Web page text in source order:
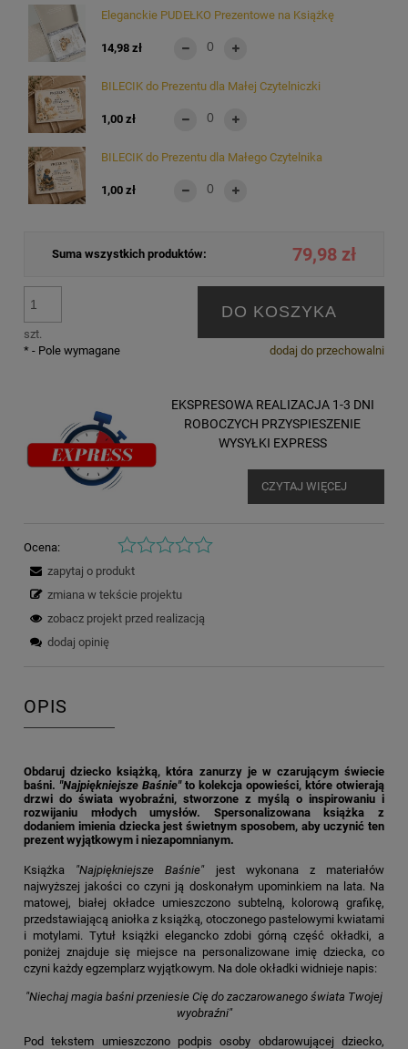
Eleganckie PUDEŁKO Prezentowe na Książkę
14,98 zł
BILECIK do Prezentu dla Małej Czytelniczki
1,00 zł
BILECIK do Prezentu dla Małego Czytelnika
1,00 zł
Suma wszystkich produktów: 79,98 zł
szt.
DO KOSZYKA
dodaj do przechowalni
* - Pole wymagane
EKSPRESOWA REALIZACJA 1-3 DNI
ROBOCZYCH PRZYSPIESZENIE
WYSYŁKI EXPRESS
CZYTAJ WIĘCEJ
Ocena:
zapytaj o produkt
zmiana w tekście projektu
zobacz projekt przed realizacją
dodaj opinię
OPIS
Obdaruj dziecko książką, która zanurzy je w czarującym świecie
baśni. "Najpiękniejsze Baśnie"to kolekcja opowieści, które otwierają
drzwi do świata wyobraźni, stworzone z myślą o inspirowaniu i
rozwijaniu młodych umysłów. Spersonalizowana książka z
dodaniem imienia dziecka jest świetnym sposobem, aby uczynić ten
prezent wyjątkowym i niezapomnianym.
Książka "Najpiękniejsze Baśnie" jest wykonana z materiałów
najwyższej jakości co czyni ją doskonałym upominkiem na lata. Na
matowej, białej okładce umieszczono subtelną, kolorową grafikę,
przedstawiającą aniołka z książką, otoczonego pastelowymi kwiatami
i motylami. Tytuł książki elegancko zdobi górną część okładki, a
poniżej znajduje się miejsce na personalizowane imię dziecka, co
czyni każdy egzemplarz wyjątkowym. Na dole okładki widnieje napis:
"Niechaj magia baśni przeniesie Cię do zaczarowanego świata Twojej
wyobraźni"
Pod tekstem umieszczono podpis osoby obdarowującej dziecko,